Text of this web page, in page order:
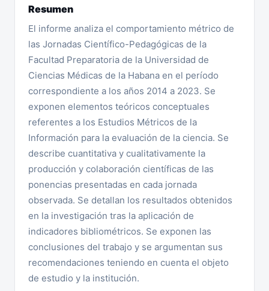
Resumen
El informe analiza el comportamiento métrico de
las Jornadas Científico-Pedagógicas de la
Facultad Preparatoria de la Universidad de
Ciencias Médicas de la Habana en el período
correspondiente a los años 2014 a 2023. Se
exponen elementos teóricos conceptuales
referentes a los Estudios Métricos de la
Información para la evaluación de la ciencia. Se
describe cuantitativa y cualitativamente la
producción y colaboración científicas de las
ponencias presentadas en cada jornada
observada. Se detallan los resultados obtenidos
en la investigación tras la aplicación de
indicadores bibliométricos. Se exponen las
conclusiones del trabajo y se argumentan sus
recomendaciones teniendo en cuenta el objeto
de estudio y la institución.